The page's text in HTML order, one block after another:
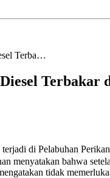
Terba…
Terbakar
di Pelabuhan
menyatakan bahwa
tidak